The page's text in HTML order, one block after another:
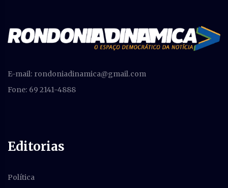
E-mail: rondoniadinamica@gmail.com
Fone: 69 2141-4888
Editorias
Política